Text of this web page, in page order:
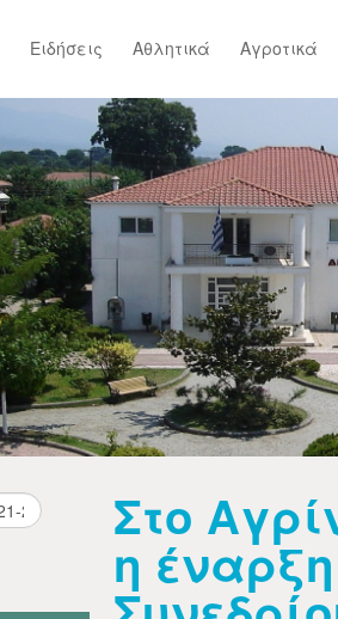
Ειδήσεις Αθλητικά Αγροτικά
Στο
η